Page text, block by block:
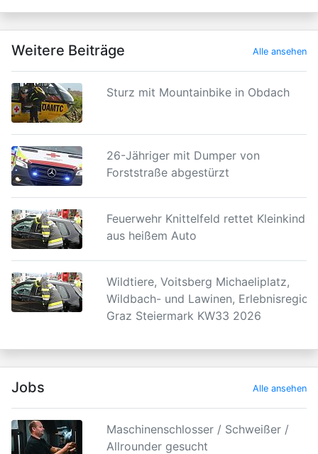
Weitere Beiträge Alle ansehen
Sturz mit Mountainbike in Obdach
26-Jähriger mit Dumper von
Forststraße abgestürzt
Feuerwehr Knittelfeld rettet Kleinkind
aus heißem Auto
Wildtiere, Voitsberg Michaeliplatz,
Wildbach- und Lawinen, Erlebnisregion
Graz Steiermark KW33 2026
Jobs Alle ansehen
Maschinenschlosser / Schweißer /
Allrounder gesucht